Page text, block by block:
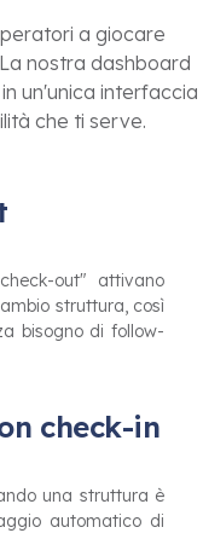
a giocare
nostra dashboard
un'unica interfaccia
che ti serve.
out" attivano
struttura, così
bisogno di follow-
check-in
una struttura è
automatico di